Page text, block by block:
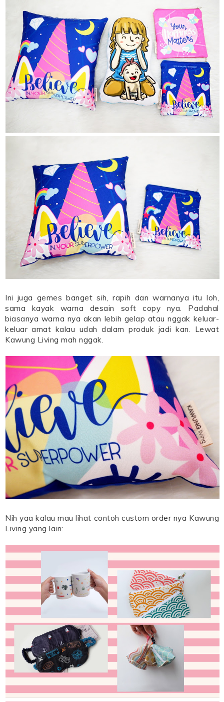
Ini juga gemes banget sih, rapih dan warnanya itu loh,
sama kayak warna desain soft copy nya. Padahal
biasanya warna nya akan lebih gelap atau nggak keluar-
keluar amat kalau udah dalam produk jadi kan. Lewat
Kawung Living mah nggak.
Nih yaa kalau mau lihat contoh custom order nya Kawung
Living yang lain: